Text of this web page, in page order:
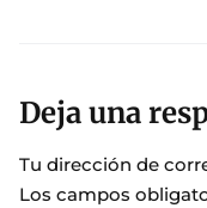
Deja una
Tu dirección de
Los campos